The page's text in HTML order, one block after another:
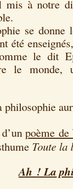
mis à notre
se donne
été
le dit
le
philosophie
poème
Toute la
Ah ! La